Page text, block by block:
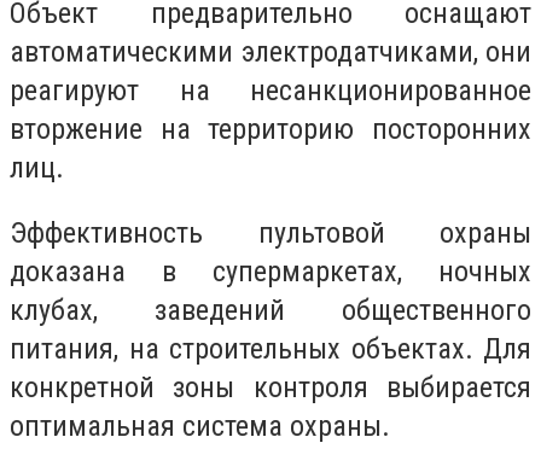
Объект предварительно оснащают
автоматическими электродатчиками, они
реагируют на несанкционированное
вторжение на территорию посторонних
лиц.
Эффективность пультовой охраны
доказана в супермаркетах, ночных
клубах, заведений общественного
питания, на строительных объектах. Для
конкретной зоны контроля выбирается
оптимальная система охраны.